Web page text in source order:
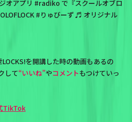
オアプリ #radiko で『スクールオブロ
#りゅびーず ♬ オリジナル
を開講した時の動画もあるの
して“いいね”やコメントもつけていっ
TikTok